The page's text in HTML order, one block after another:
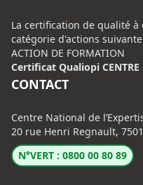
La certification de qualité
catégorie d'actions
ACTION DE FORMATION
Certificat Qualiopi CENTRE
CONTACT
Centre National de
20 rue Henri Regnault,
N°VERT : 0800 00 80 89